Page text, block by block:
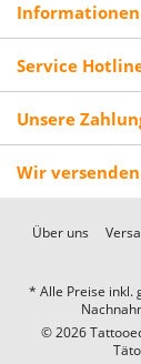
Informationen
Service
Unsere
Wir
Über uns
* Alle Preise inkl.
© 2026